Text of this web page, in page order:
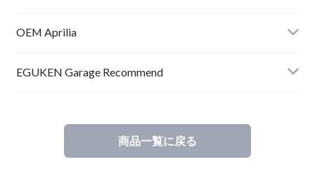
RSV4
RS660
OEM Aprilia
RSV4
EGUKEN Garage Recommend
商品一覧に戻る